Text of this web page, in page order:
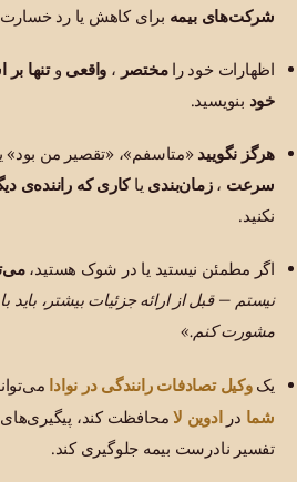
شرکت‌های بیمه برای کاهش یا رد
اظهارات خود رامختصر ، واقعی وتنها
خود بنویسید.
هرگز نگویید «متاسفم»، «تقصیر من بود»
سرعت ،زمان‌بندی یاکاری که راننده‌ی
نکنید.
اگر مطمئن نیستید یا در شوک هستید،
نیستم — قبل از ارائه جزئیات بیشتر،
مشورت کنم.»
یکوکیل تصادفات رانندگی در نوادا
شما در ادوین لامحافظت کند، پیگیری‌های
تفسیر نادرست بیمه جلوگیری کند.